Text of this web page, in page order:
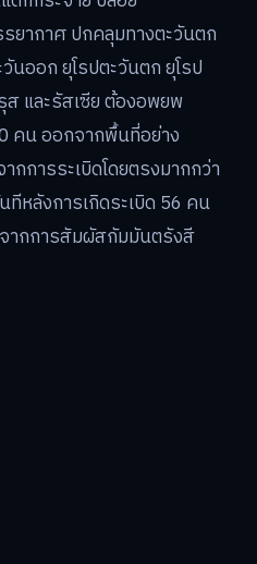
ากาศ ปกคลุมทางตะวันตก
นออก ยุโรปตะวันตก ยุโรป
ส และรัสเซีย ต้องอพยพ
คน ออกจากพื้นที่อย่าง
การระเบิดโดยตรงมากกว่า
หลังการเกิดระเบิด 56 คน
จากการสัมผัสกัมมันตรังสี